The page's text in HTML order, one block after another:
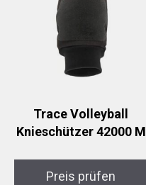
Trace Volleyball
Knieschützer 42000 M
Preis prüfen